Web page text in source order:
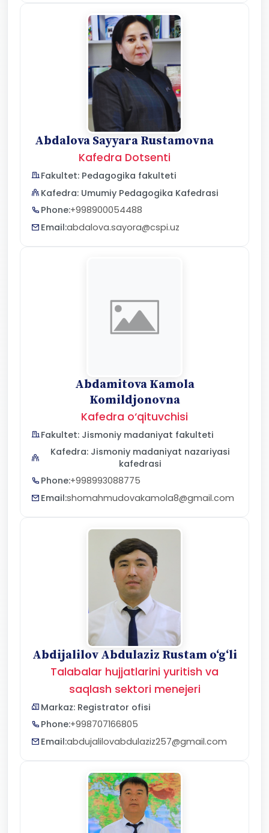
Abdalova Sayyara Rustamovna
Kafedra Dotsenti
Fakultet: Pedagogika fakulteti
Kafedra: Umumiy Pedagogika Kafedrasi
Phone:+998900054488
Email:abdalova.sayora@cspi.uz
Abdamitova Kamola
Komildjonovna
Kafedra o‘qituvchisi
Fakultet: Jismoniy madaniyat fakulteti
Kafedra: Jismoniy madaniyat nazariyasi
kafedrasi
Phone:+998993088775
Email:shomahmudovakamola8@gmail.com
Abdijalilov Abdulaziz Rustam o‘g‘li
Talabalar hujjatlarini yuritish va
saqlash sektori menejeri
Markaz: Registrator ofisi
Phone:+998707166805
Email:abdujalilovabdulaziz257@gmail.com